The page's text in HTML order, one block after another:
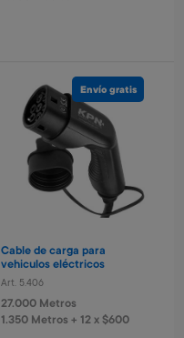
Pelota basket n° 3 Capitan
América
Art. 2.517
240 Metros + 4 x $80
Envío gratis
Cable de carga para
vehiculos eléctricos
Art. 5.406
27.000 Metros
1.350 Metros + 12 x $600